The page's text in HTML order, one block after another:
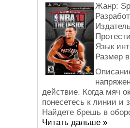
Жанр:
Язык
Размер
действие. Когда мяч
понесетесь к линии и
Найдете брешь в
Читать дальше »